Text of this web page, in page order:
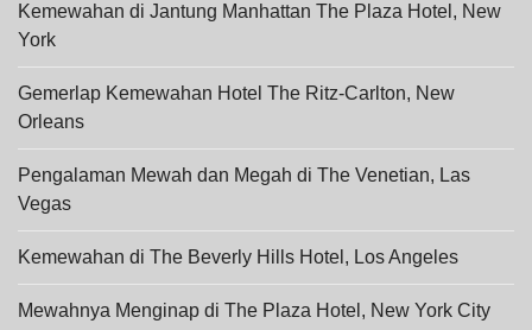
Kemewahan di Jantung Manhattan The Plaza Hotel, New
York
Gemerlap Kemewahan Hotel The Ritz-Carlton, New
Orleans
Pengalaman Mewah dan Megah di The Venetian, Las
Vegas
Kemewahan di The Beverly Hills Hotel, Los Angeles
Mewahnya Menginap di The Plaza Hotel, New York City